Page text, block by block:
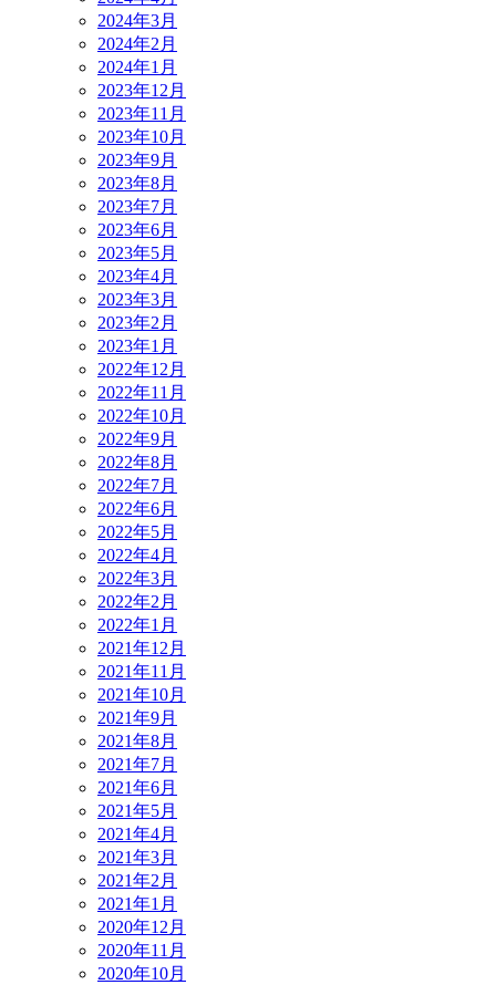
2024年3月
2024年2月
2024年1月
2023年12月
2023年11月
2023年10月
2023年9月
2023年8月
2023年7月
2023年6月
2023年5月
2023年4月
2023年3月
2023年2月
2023年1月
2022年12月
2022年11月
2022年10月
2022年9月
2022年8月
2022年7月
2022年6月
2022年5月
2022年4月
2022年3月
2022年2月
2022年1月
2021年12月
2021年11月
2021年10月
2021年9月
2021年8月
2021年7月
2021年6月
2021年5月
2021年4月
2021年3月
2021年2月
2021年1月
2020年12月
2020年11月
2020年10月